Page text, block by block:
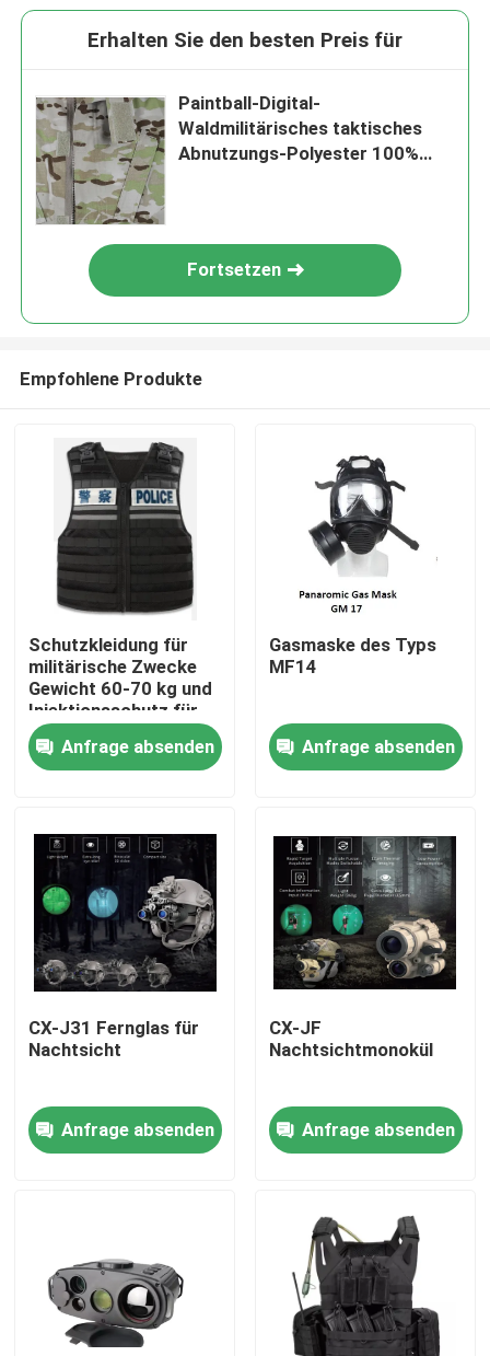
Zu Hause
Videos
Über uns
Werksbesichtigung
Neuigkeiten
Militärische taktische Abnutzung
Militärische taktische kugelsichere Weste
Erhalten Sie den besten Preis für
Paintball-Digital-
Waldmilitärisches taktisches
Abnutzungs-Polyester 100%
Fortsetzen
Empfohlene Produkte
Schutzkleidung für
militärische Zwecke
Gewicht 60-70 kg und
Injektionsschutz für
Größe/Körpergröße/Gewicht/Schutzbereich
Anfrage absenden
Gasmaske des Typs
MF14
Anfrage absenden
CX-J31 Fernglas für
Nachtsicht
Anfrage absenden
CX-JF
Nachtsichtmonokül
Anfrage absenden